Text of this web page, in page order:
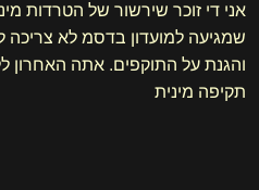
אני די זוכר שירשור של הטרדות
שמגיעה למועדון בדסמ לא צריכה
והגנת על התוקפים. אתה האחרון
תקיפה מינית